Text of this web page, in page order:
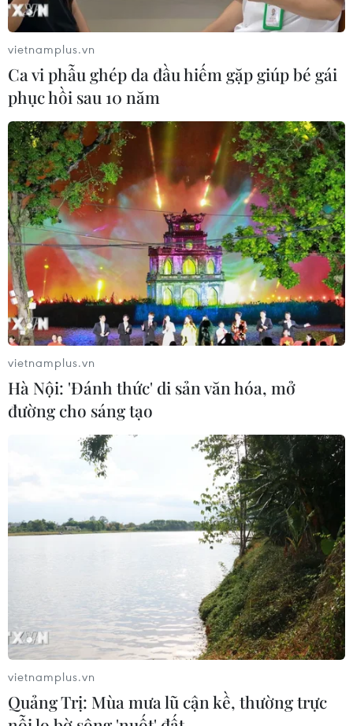
TIN CÙNG CHUYÊN MỤC
Quân đội Hàn Quốc thông báo Triều
Tiên phóng vật thể chưa xác định
06/08/2026 08:31
Dấu mốc quan trọng trong quan hệ
Việt Nam-Australia
Hàn Quốc tăng cường giải pháp
ngăn chặn đánh bạc trực tuyến trong
06/08/2026 04:52
vietnamplus.vn
Ca vi phẫu ghép da đầu hiếm gặp giúp bé gái
phục hồi sau 10 năm
vietnamplus.vn
Hà Nội: 'Đánh thức' di sản văn hóa, mở
đường cho sáng tạo
vietnamplus.vn
Quảng Trị: Mùa mưa lũ cận kề, thường trực